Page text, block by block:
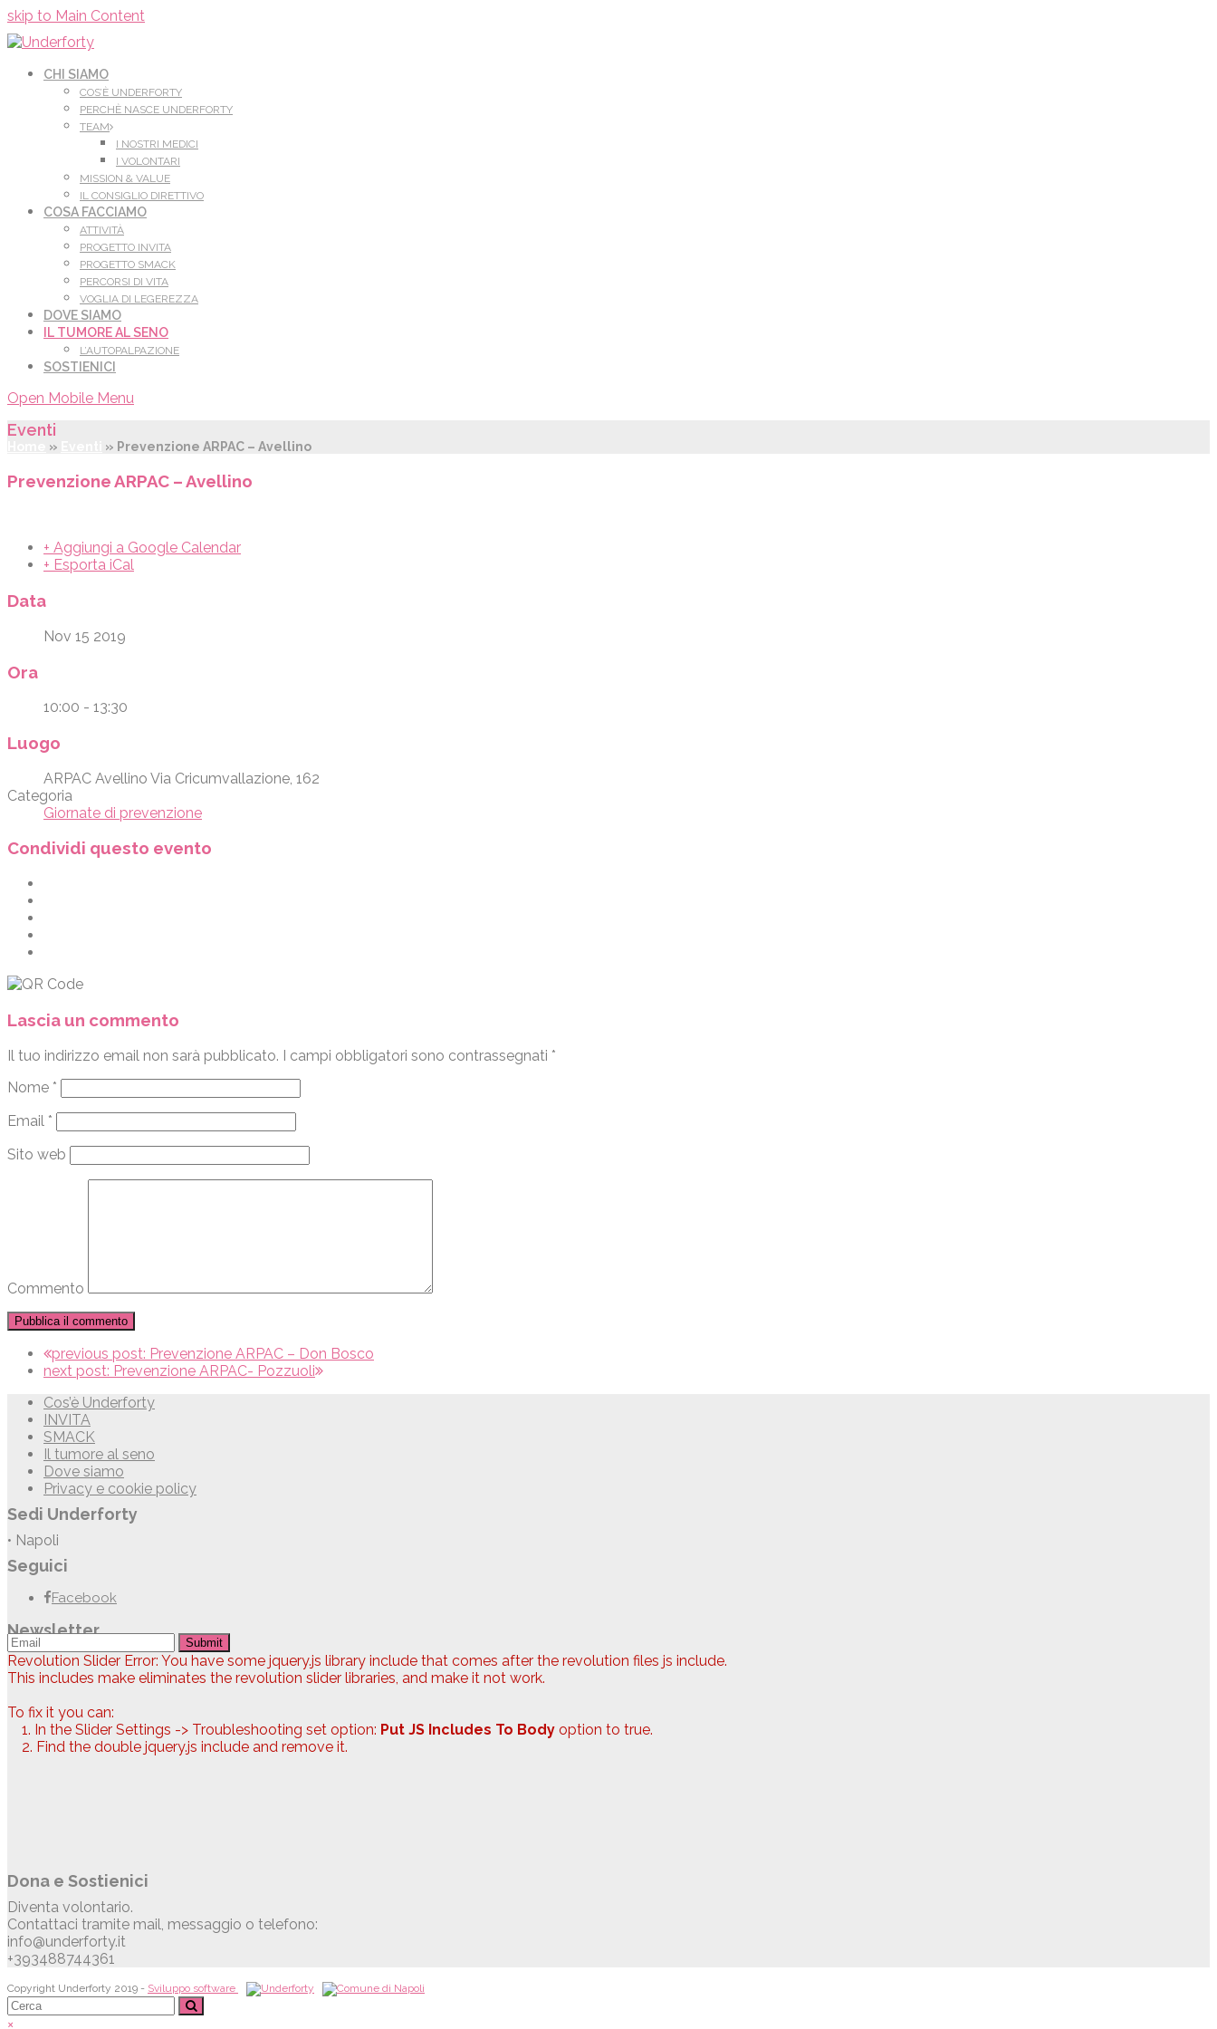
skip to Main Content
CHI SIAMO
COS’È UNDERFORTY
PERCHÈ NASCE UNDERFORTY
TEAM
I NOSTRI MEDICI
I VOLONTARI
MISSION & VALUE
IL CONSIGLIO DIRETTIVO
COSA FACCIAMO
ATTIVITÀ
PROGETTO INVITA
PROGETTO SMACK
PERCORSI DI VITA
VOGLIA DI LEGEREZZA
DOVE SIAMO
IL TUMORE AL SENO
L’AUTOPALPAZIONE
SOSTIENICI
Open Mobile Menu
Eventi
» » Prevenzione ARPAC – Avellino
Prevenzione ARPAC – Avellino
+ Aggiungi a Google Calendar
+ Esporta iCal
Data
Nov 15 2019
Ora
10:00 - 13:30
Luogo
ARPAC Avellino Via Cricumvallazione, 162
Categoria
Giornate di prevenzione
Condividi questo evento
Lascia un commento
Il tuo indirizzo email non sarà pubblicato. I campi obbligatori sono contrassegnati *
Nome *
Email *
Sito web
Commento
previous post: Prevenzione ARPAC – Don Bosco
next post: Prevenzione ARPAC- Pozzuoli
Cos’è Underforty
INVITA
SMACK
Il tumore al seno
Dove siamo
Privacy e cookie policy
Sedi Underforty
• Napoli
Seguici
Facebook
Newsletter
Submit
Revolution Slider Error: You have some jquery.js library include that comes after the revolution files js include.
This includes make eliminates the revolution slider libraries, and make it not work.
To fix it you can:
1. In the Slider Settings -> Troubleshooting set option: Put JS Includes To Body option to true.
2. Find the double jquery.js include and remove it.
Dona e Sostienici
Diventa volontario.
Contattaci tramite mail, messaggio o telefono:
info@underforty.it
+393488744361
Copyright Underforty 2019 - Sviluppo software
×